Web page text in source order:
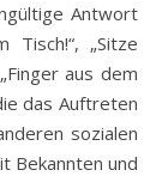
Antwort
„Sitze
aus dem
das Auftreten
sozialen
Bekannten und